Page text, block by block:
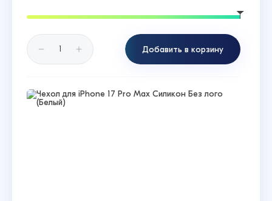
Добавить в корзину